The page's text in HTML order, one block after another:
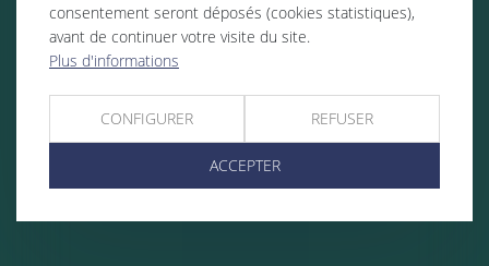
consentement seront déposés (cookies statistiques),
avant de continuer votre visite du site.
Plus d'informations
CONFIGURER REFUSER
ACCEPTER